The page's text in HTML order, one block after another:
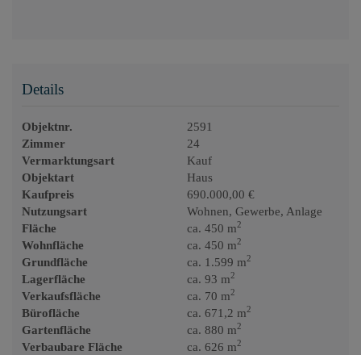
Details
Objektnr.
2591
Zimmer
24
Vermarktungsart
Kauf
Objektart
Haus
Kaufpreis
690.000,00 €
Nutzungsart
Wohnen Gewerbe Anlage
Fläche
ca. 450 m2
Wohnfläche ca. 450 m2
Grundfläche ca. 1.599 m2
Lagerfläche ca. 93 m2
Verkaufsfläche ca. 70 m2
Bürofläche ca. 671,2 m2
Gartenfläche ca. 880 m2
Verbaubare Fläche ca. 626 m2